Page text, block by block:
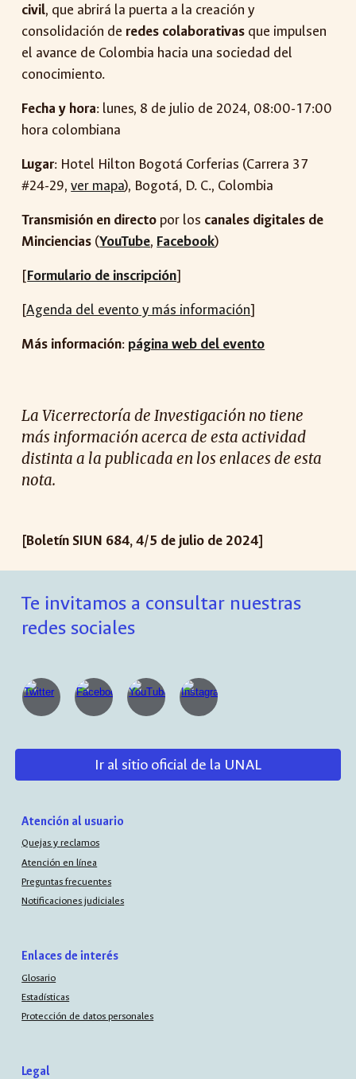
civil, que abrirá la puerta a la creación y
consolidación de redes colaborativas que impulsen
el avance de Colombia hacia una sociedad del
conocimiento.
Fecha y hora: lunes, 8 de julio de 2024, 08:00-17:00
hora colombiana
Lugar: Hotel Hilton Bogotá Corferias (Carrera 37
#24-29,ver mapa), Bogotá, D. C., Colombia
Transmisión en directo por los canales digitales de
Minciencias (YouTube, Facebook)
[Formulario de inscripción]
[Agenda del evento y más información]
Más información: página web del evento
La Vicerrectoría de Investigación no tiene
más información acerca de esta actividad
distinta a la publicada en los enlaces de esta
nota.
[Boletín SIUN 684,4/5 de julio de 2024]
Te invitamos a consultar nuestras
redes sociales
Ir al sitio oficial de la UNAL
Atención al usuario
Quejas y reclamos
Atención en línea
Preguntas frecuentes
Notificaciones judiciales
Enlaces de interés
Glosario
Estadísticas
Protección de datos personales
Legal